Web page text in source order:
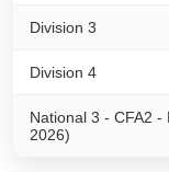
Division 3
Division 4
National 3 - CFA2
2026)